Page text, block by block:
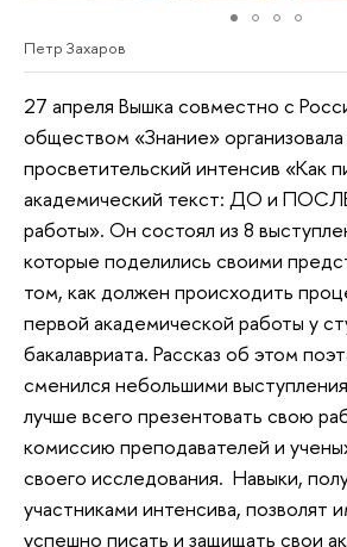
Петр Захаров
27 апреля Вышка совместно с
обществом «Знание»
просветительский интенсив «Как
академический текст: ДО и
работы». Он состоял из 8
которые поделились своими
том, как должен происходить
первой академической работы у
бакалавриата. Рассказ об этом
сменился небольшими
лучше всего презентовать свою
комиссию преподавателей и
своего исследования. Навыки,
участниками интенсива, позволят
успешно писать и защищать свои